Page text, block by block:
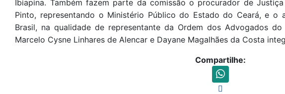
Ibiapina. Também fazem parte da comissão o procurador de
Pinto, representando o Ministério Público do Estado do Ceará, e o
Brasil, na qualidade de representante da Ordem dos Advogados
Marcelo Cysne Linhares de Alencar e Dayane Magalhães da Costa
Compartilhe: